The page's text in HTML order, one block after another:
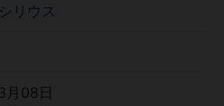
リウス
月08日